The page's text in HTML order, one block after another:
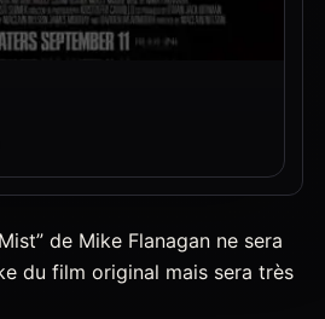
de Mike Flanagan ne sera
du film original mais sera très